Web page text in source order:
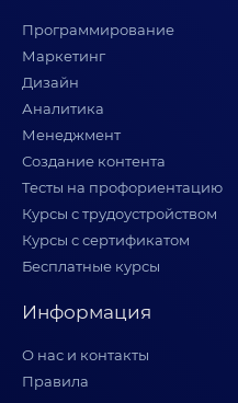
Программирование
Маркетинг
Дизайн
Аналитика
Менеджмент
Создание контента
Тесты на профориентацию
Курсы с трудоустройством
Курсы с сертификатом
Бесплатные курсы
Информация
О нас и контакты
Правила